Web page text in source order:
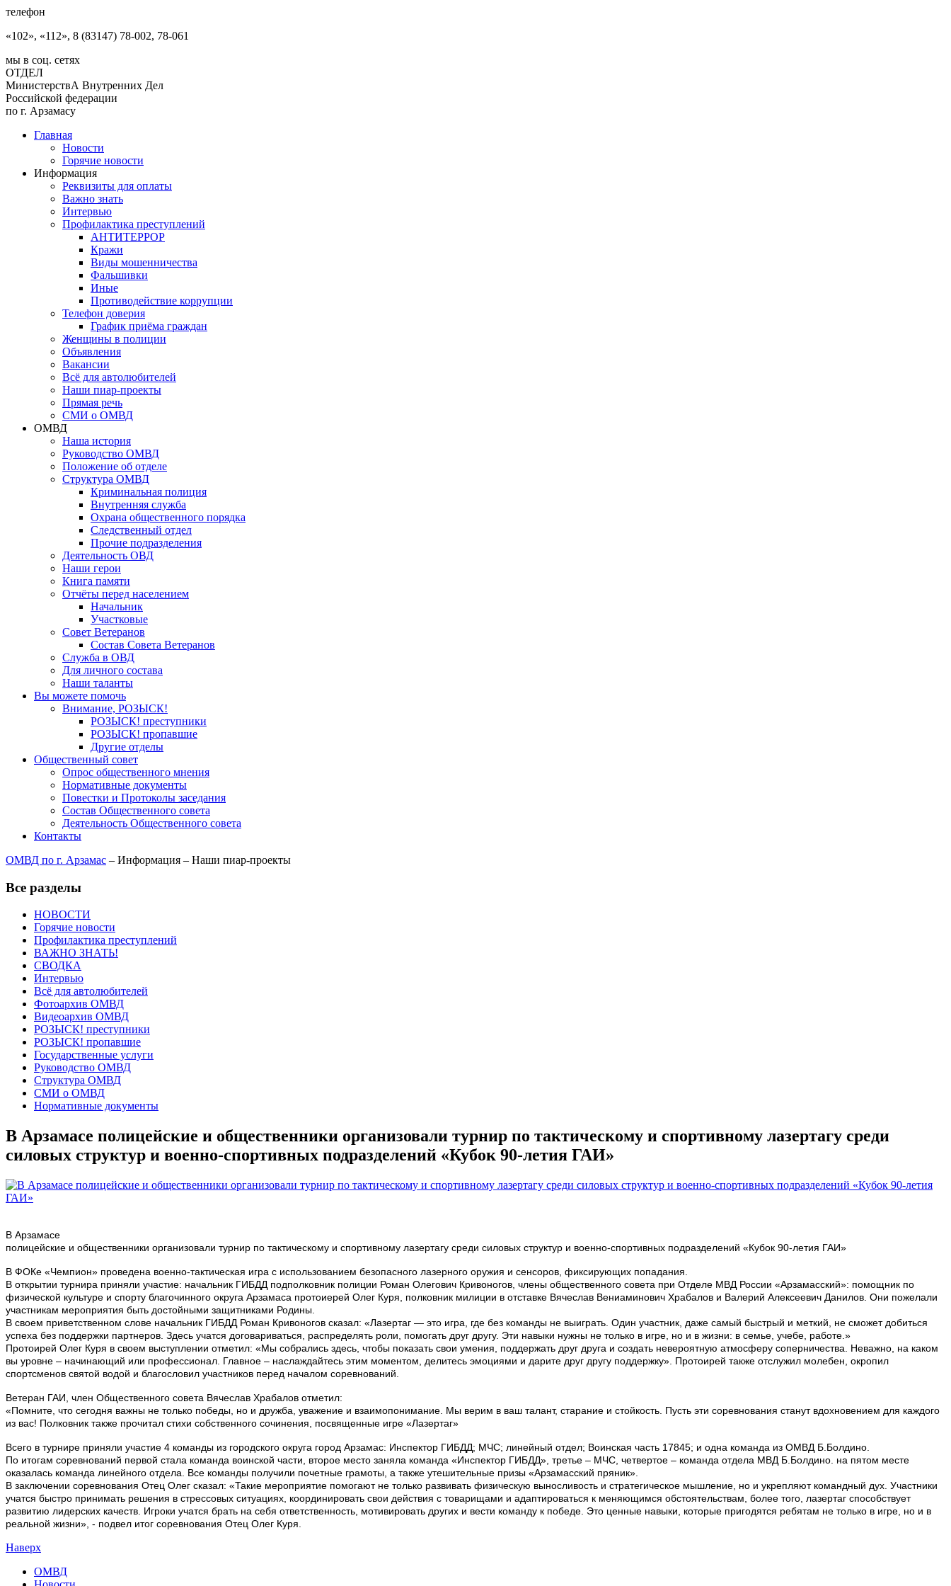
телефон
«102», «112», 8 (83147) 78-002, 78-061
мы в соц. сетях
ОТДЕЛ
МинистерствА Внутренних Дел
Российской федерации
по г. Арзамасу
Главная
Новости
Горячие новости
Информация
Реквизиты для оплаты
Важно знать
Интервью
Профилактика преступлений
АНТИТЕРРОР
Кражи
Виды мошенничества
Фальшивки
Иные
Противодействие коррупции
Телефон доверия
График приёма граждан
Женщины в полиции
Объявления
Вакансии
Всё для автолюбителей
Наши пиар-проекты
Прямая речь
СМИ о ОМВД
ОМВД
Наша история
Руководство ОМВД
Положение об отделе
Структура ОМВД
Криминальная полиция
Внутренняя служба
Охрана общественного порядка
Следственный отдел
Прочие подразделения
Деятельность ОВД
Наши герои
Книга памяти
Отчёты перед населением
Начальник
Участковые
Совет Ветеранов
Состав Совета Ветеранов
Служба в ОВД
Для личного состава
Наши таланты
Вы можете помочь
Внимание, РОЗЫСК!
РОЗЫСК! преступники
РОЗЫСК! пропавшие
Другие отделы
Общественный совет
Опрос общественного мнения
Нормативные документы
Повестки и Протоколы заседания
Состав Общественного совета
Деятельность Общественного совета
Контакты
ОМВД по г. Арзамас – Информация – Наши пиар-проекты
Все разделы
НОВОСТИ
Горячие новости
Профилактика преступлений
ВАЖНО ЗНАТЬ!
СВОДКА
Интервью
Всё для автолюбителей
Фотоархив ОМВД
Видеоархив ОМВД
РОЗЫСК! преступники
РОЗЫСК! пропавшие
Государственные услуги
Руководство ОМВД
Структура ОМВД
СМИ о ОМВД
Нормативные документы
В Арзамасе полицейские и общественники организовали турнир по тактическому и спортивному лазертагу среди
силовых структур и военно-спортивных подразделений «Кубок 90-летия ГАИ»
В Арзамасе
полицейские и общественники организовали турнир по тактическому и спортивному лазертагу среди силовых структур и военно-спортивных подразделений «Кубок 90-летия ГАИ»
В ФОКе «Чемпион» проведена военно-тактическая игра с использованием безопасного лазерного оружия и сенсоров, фиксирующих попадания.
В открытии турнира приняли участие: начальник ГИБДД подполковник полиции Роман Олегович Кривоногов, члены общественного совета при Отделе МВД России «Арзамасский»: помощник по
физической культуре и спорту благочинного округа Арзамаса протоиерей Олег Куря, полковник милиции в отставке Вячеслав Вениаминович Храбалов и Валерий Алексеевич Данилов. Они пожелали
участникам мероприятия быть достойными защитниками Родины.
В своем приветственном слове начальник ГИБДД Роман Кривоногов сказал: «Лазертаг — это игра, где без команды не выиграть. Один участник, даже самый быстрый и меткий, не сможет добиться
успеха без поддержки партнеров. Здесь учатся договариваться, распределять роли, помогать друг другу. Эти навыки нужны не только в игре, но и в жизни: в семье, учебе, работе.»
Протоирей Олег Куря в своем выступлении отметил: «Мы собрались здесь, чтобы показать свои умения, поддержать друг друга и создать невероятную атмосферу соперничества. Неважно, на каком
вы уровне – начинающий или профессионал. Главное – наслаждайтесь этим моментом, делитесь эмоциями и дарите друг другу поддержку». Протоирей также отслужил молебен, окропил
спортсменов святой водой и благословил участников перед началом соревнований.
Ветеран ГАИ, член Общественного совета Вячеслав Храбалов отметил:
«Помните, что сегодня важны не только победы, но и дружба, уважение и взаимопонимание. Мы верим в ваш талант, старание и стойкость. Пусть эти соревнования станут вдохновением для каждого
из вас! Полковник также прочитал стихи собственного сочинения, посвященные игре «Лазертаг»
Всего в турнире приняли участие 4 команды из городского округа город Арзамас: Инспектор ГИБДД; МЧС; линейный отдел; Воинская часть 17845; и одна команда из ОМВД Б.Болдино.
По итогам соревнований первой стала команда воинской части, второе место заняла команда «Инспектор ГИБДД», третье – МЧС, четвертое – команда отдела МВД Б.Болдино. на пятом месте
оказалась команда линейного отдела. Все команды получили почетные грамоты, а также утешительные призы «Арзамасский пряник».
В заключении соревнования Отец Олег сказал: «Такие мероприятие помогают не только развивать физическую выносливость и стратегическое мышление, но и укрепляют командный дух. Участники
учатся быстро принимать решения в стрессовых ситуациях, координировать свои действия с товарищами и адаптироваться к меняющимся обстоятельствам, более того, лазертаг способствует
развитию лидерских качеств. Игроки учатся брать на себя ответственность, мотивировать других и вести команду к победе. Это ценные навыки, которые пригодятся ребятам не только в игре, но и в
реальной жизни», - подвел итог соревнования Отец Олег Куря.
Наверх
ОМВД